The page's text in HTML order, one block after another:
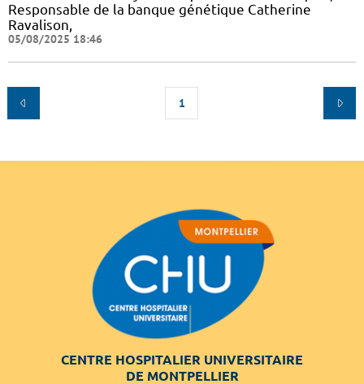
Responsable de la banque génétique Catherine
Ravalison,
05/08/2025 18:46
1
CENTRE HOSPITALIER UNIVERSITAIRE
DE MONTPELLIER